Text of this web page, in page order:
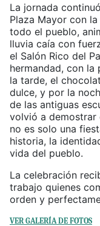
La jornada
Plaza Mayor con
todo el pueblo,
lluvia caía con
el Salón Rico del
hermandad, con la
la tarde, el
dulce, y por la
de las antiguas
volvió a demostrar
no es solo una
historia, la
vida del pueblo.
La celebración
trabajo quienes
orden y
VER GALERÍA DE FOTOS